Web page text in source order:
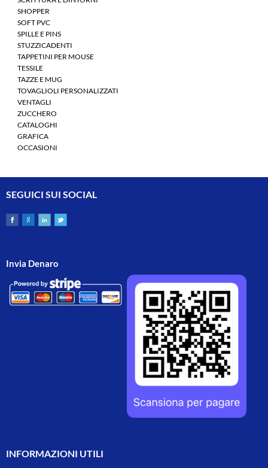
SHOPPER
SOFT PVC
SPILLE E PINS
STUZZICADENTI
TAPPETINI PER MOUSE
TESSILE
TAZZE E MUG
TOVAGLIOLI PERSONALIZZATI
VENTAGLI
ZUCCHERO
CATALOGHI
GRAFICA
OCCASIONI
SEGUICI SUI SOCIAL
Invia Denaro
INFORMAZIONI UTILI